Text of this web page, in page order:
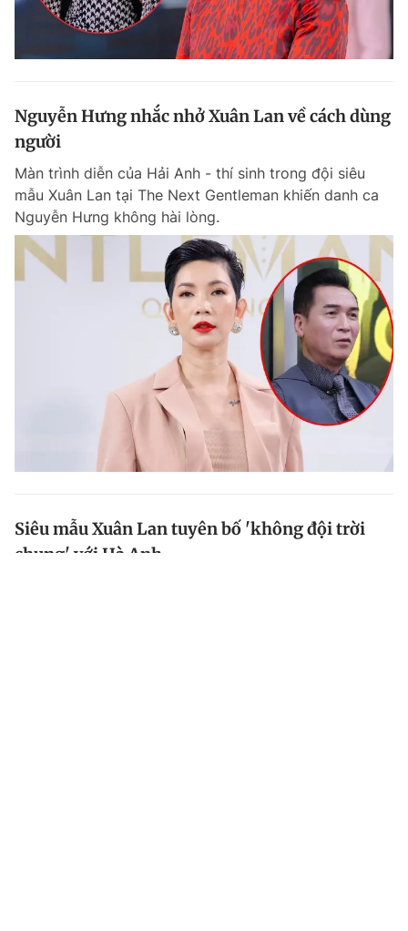
Nguyễn Hưng nhắc nhở Xuân Lan về cách dùng
người
Màn trình diễn của Hải Anh - thí sinh trong đội siêu
mẫu Xuân Lan tại The Next Gentleman khiến danh ca
Nguyễn Hưng không hài lòng.
Siêu mẫu Xuân Lan tuyên bố 'không đội trời
chung' với Hà Anh